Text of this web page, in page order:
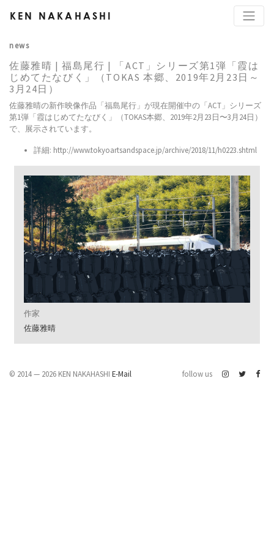
KEN NAKAHASHI
news
佐藤雅晴 | 福島尾行 | 「ACT」シリーズ第1弾「霞は
じめてたなびく」（TOKAS 本郷、2019年2月23日～
3月24日）
佐藤雅晴の新作映像作品「福島尾行」が現在開催中の「ACT」シリーズ
第1弾「霞はじめてたなびく」（TOKAS本郷、2019年2月23日〜3月24日）
で、展示されています。
詳細: http://www.tokyoartsandspace.jp/archive/2018/11/h0223.shtml
作家
佐藤雅晴
© 2014 — 2026 KEN NAKAHASHI E-Mail follow us